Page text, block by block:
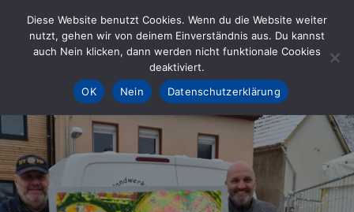
content
KOHLE fürs AHRTAL e.V.
– Helfen hilft
Diese Website benutzt Cookies. Wenn du die Website weiter
nutzt, gehen wir von deinem Einverständnis aus. Du kannst
auch Nein klicken, dann werden nicht funktionale Cookies
deaktiviert.
OK
Nein Datenschutzerklärung